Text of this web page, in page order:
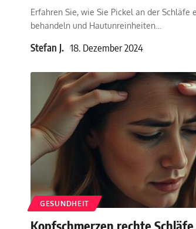
Erfahren Sie, wie Sie Pickel an der Schläfe
behandeln und Hautunreinheiten
Stefan J. 18. Dezember 2024
GESUNDHEIT
Kopfschmerzen rechte Schläfe